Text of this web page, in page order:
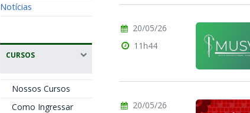
Notícias
CURSOS
Nossos Cursos
Como Ingressar
20/05/26
11h44
20/05/26